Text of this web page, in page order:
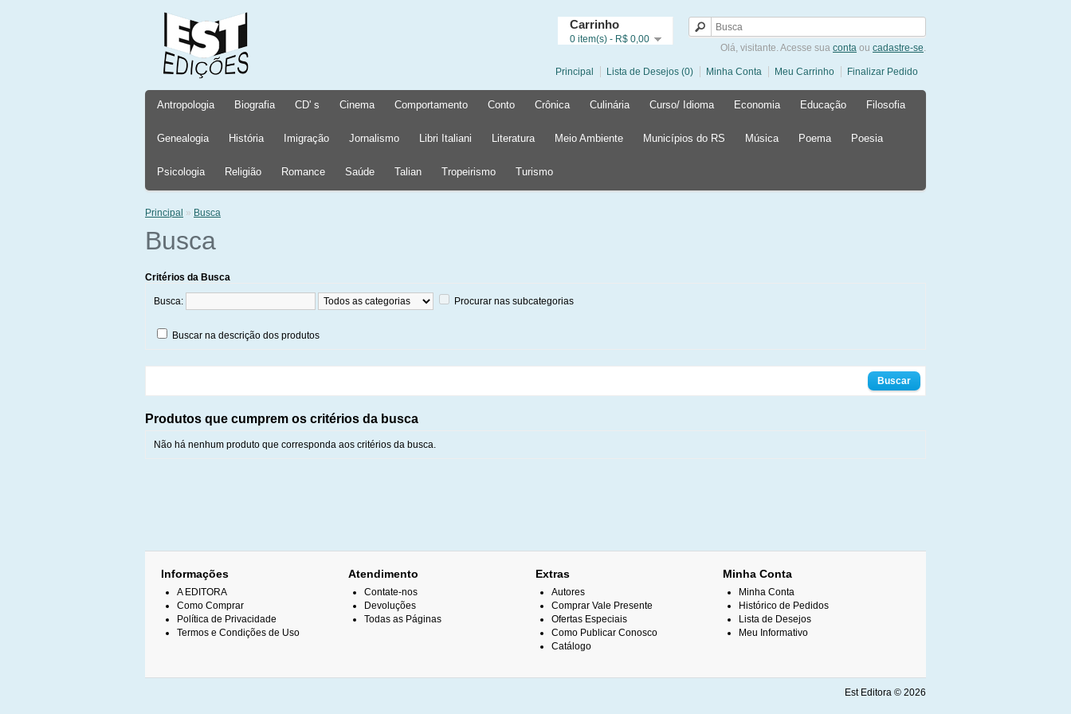
Carrinho
0 item(s) - R$ 0,00
Olá, visitante. Acesse sua conta ou cadastre-se.
Principal Lista de Desejos (0) Minha Conta Meu Carrinho Finalizar Pedido
Antropologia Biografia CD' s Cinema Comportamento Conto Crônica Culinária Curso/ Idioma Economia Educação Filosofia
Genealogia História Imigração Jornalismo Libri Italiani Literatura Meio Ambiente Municípios do RS Música Poema Poesia
Psicologia Religião Romance Saúde Talian Tropeirismo Turismo
Principal » Busca
Busca
Critérios da Busca
Busca: Procurar nas subcategorias
Buscar na descrição dos produtos
Produtos que cumprem os critérios da busca
Não há nenhum produto que corresponda aos critérios da busca.
Informações
A EDITORA
Como Comprar
Política de Privacidade
Termos e Condições de Uso
Atendimento
Contate-nos
Devoluções
Todas as Páginas
Extras
Autores
Comprar Vale Presente
Ofertas Especiais
Como Publicar Conosco
Catálogo
Minha Conta
Minha Conta
Histórico de Pedidos
Lista de Desejos
Meu Informativo
Est Editora © 2026